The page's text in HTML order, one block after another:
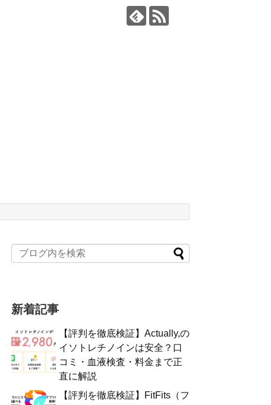
新着記事
【評判を徹底検証】Actually,の
イソトレチノインは安全？口
コミ・血液検査・料金まで正
直に解説
【評判を徹底検証】FitFits（フ